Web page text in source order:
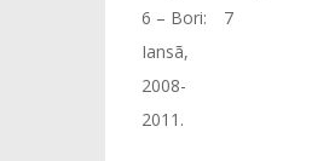
6 – Bori:
Iansã,
2008-
2011.
7